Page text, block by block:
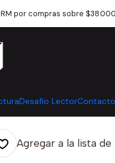
Desafío LectorContacto
por compras sobre $38.000
Concepcion En La Historia
Mostrar stock de
Agregar a la lista